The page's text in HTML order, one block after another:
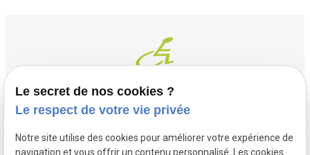
Contact
03 20 32 97 37
1 Place Saint Piat
Le secret de nos cookies ?
Le respect de votre vie privée
Notre site utilise des cookies pour améliorer votre expérience de
navigation et vous offrir un contenu personnalisé. Les cookies